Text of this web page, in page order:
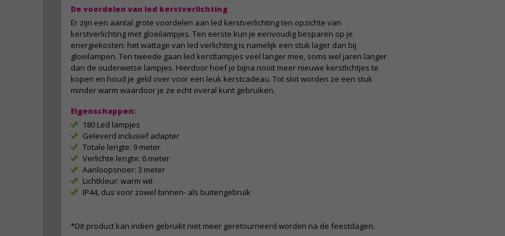
De voordelen van led kerstverlichting
Er zijn een aantal grote voordelen aan led kerstverlichting ten opzichte van
kerstverlichting met gloeilampjes. Ten eerste kun je eenvoudig besparen op je
energiekosten: het wattage van led verlichting is namelijk een stuk lager dan bij
gloeilampen. Ten tweede gaan led kerstlampjes veel langer mee, soms wel jaren langer
dan de ouderwetse lampjes. Hierdoor hoef je bijna nooit meer nieuwe kerstlichtjes te
kopen en houd je geld over voor een leuk kerstcadeau. Tot slot worden ze een stuk
minder warm waardoor je ze echt overal kunt gebruiken.
Eigenschappen:
180 Led lampjes
Geleverd inclusief adapter
Totale lengte: 9 meter
Verlichte lengte: 6 meter
Aanloopsnoer: 3 meter
Lichtkleur: warm wit
IP44, dus voor zowel binnen- als buitengebruik
*Dit product kan indien gebruikt niet meer geretourneerd worden na de feestdagen.